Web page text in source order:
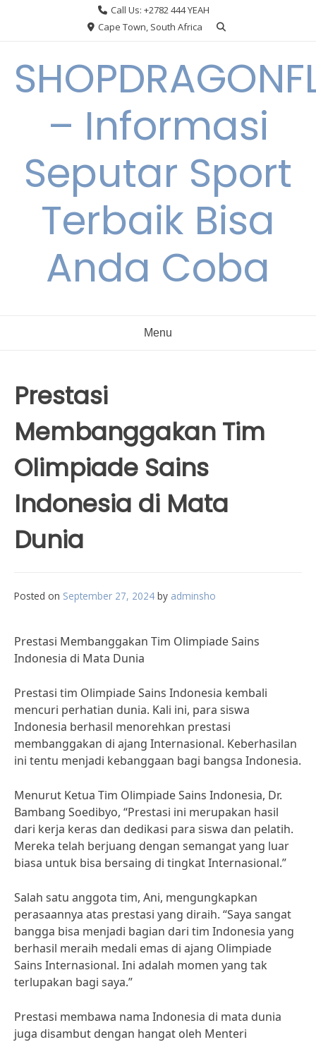
Call Us: +2782 444 YEAH
Cape Town, South Africa
– Informasi
Seputar Sport
Terbaik Bisa
Anda Coba
Menu
Prestasi
Membanggakan Tim
Olimpiade Sains
Indonesia di Mata
Dunia
Posted on September 27, 2024 by adminsho
Prestasi Membanggakan Tim Olimpiade Sains
Indonesia di Mata Dunia
Prestasi tim Olimpiade Sains Indonesia kembali
mencuri perhatian dunia. Kali ini, para siswa
Indonesia berhasil menorehkan prestasi
membanggakan di ajang Internasional. Keberhasilan
ini tentu menjadi kebanggaan bagi bangsa Indonesia.
Menurut Ketua Tim Olimpiade Sains Indonesia, Dr.
Bambang Soedibyo, “Prestasi ini merupakan hasil
dari kerja keras dan dedikasi para siswa dan pelatih.
Mereka telah berjuang dengan semangat yang luar
biasa untuk bisa bersaing di tingkat Internasional.”
Salah satu anggota tim, Ani, mengungkapkan
perasaannya atas prestasi yang diraih. “Saya sangat
bangga bisa menjadi bagian dari tim Indonesia yang
berhasil meraih medali emas di ajang Olimpiade
Sains Internasional. Ini adalah momen yang tak
terlupakan bagi saya.”
Prestasi membawa nama Indonesia di mata dunia
juga disambut dengan hangat oleh Menteri